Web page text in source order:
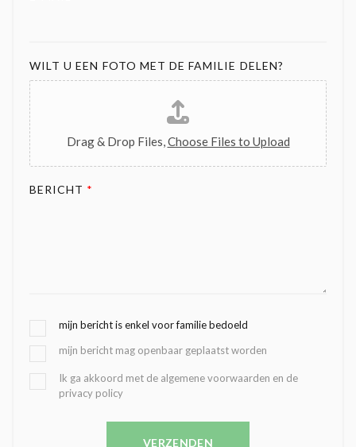
WILT U EEN FOTO MET DE FAMILIE DELEN?
Drag & Drop Files,Choose Files to Upload
BERICHT *
G
K
O
Z
mijn bericht is enkel voor familie bedoeld
mijn bericht mag openbaar geplaatst worden
B
Ik ga akkoord met de algemene voorwaarden en de
privacy policy
VERZENDEN